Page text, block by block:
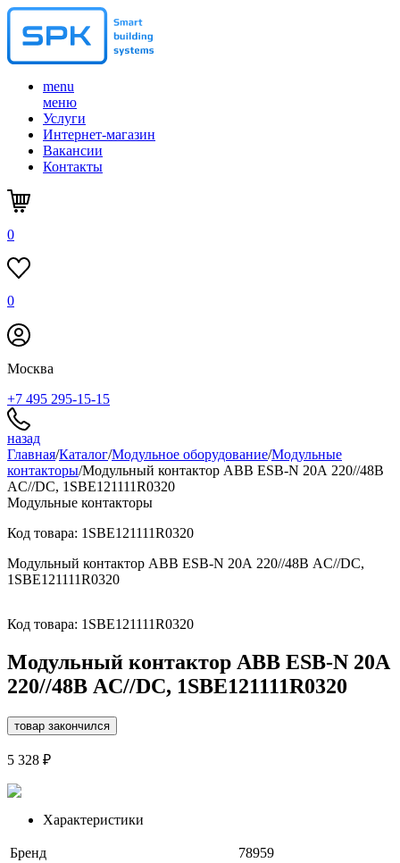
menu
меню
Услуги
Интернет-магазин
Вакансии
Контакты
0
0
Москва
+7 495 295-15-15
назад
Главная/Каталог/Модульное оборудование/Модульные
контакторы/Модульный контактор ABB ESB-N 20А 220//48В
AC//DC, 1SBE121111R0320
Модульные контакторы
Код товара: 1SBE121111R0320
Модульный контактор ABB ESB-N 20А 220//48В AC//DC,
1SBE121111R0320
Код товара: 1SBE121111R0320
Модульный контактор ABB ESB-N 20А
220//48В AC//DC, 1SBE121111R0320
товар закончился
5 328 ₽
Характеристики
Бренд
78959